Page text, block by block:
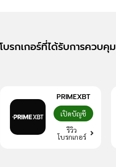
บรกเกอร์ที่ได้รับการควบคุม
PRIMEXBT
เปิดบัญชี
รีวิว
โบรกเกอร์